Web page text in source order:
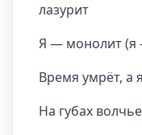
лазурит
Я — монолит (я
Время умрёт, а
На губах